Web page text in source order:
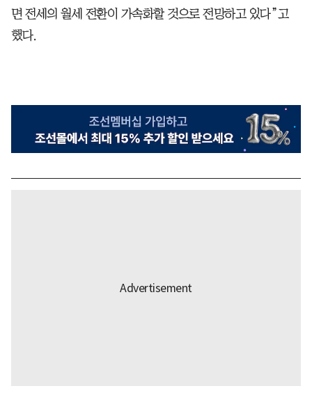
면 전세의 월세 전환이 가속화할 것으로 전망하고 있다”고
했다.